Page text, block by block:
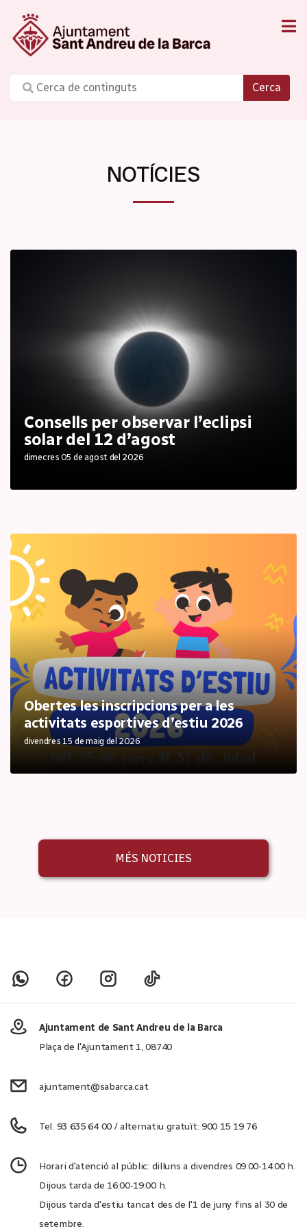
Cerca
NOTÍCIES
Consells per observar l’eclipsi
solar del 12 d’agost
dimecres 05 de agost del 2026
Obertes les inscripcions per a les
activitats esportives d’estiu 2026
divendres 15 de maig del 2026
MÉS NOTICIES
Ajuntament de Sant Andreu de la Barca
Plaça de l'Ajuntament 1, 08740
ajuntament@sabarca.cat
Tel. 93 635 64 00 / alternatiu gratuït: 900 15 19 76
Horari d'atenció al públic: dilluns a divendres 09:00-14:00 h.
Dijous tarda de 16:00-19:00 h.
Dijous tarda d'estiu tancat des de l'1 de juny fins al 30 de
setembre.